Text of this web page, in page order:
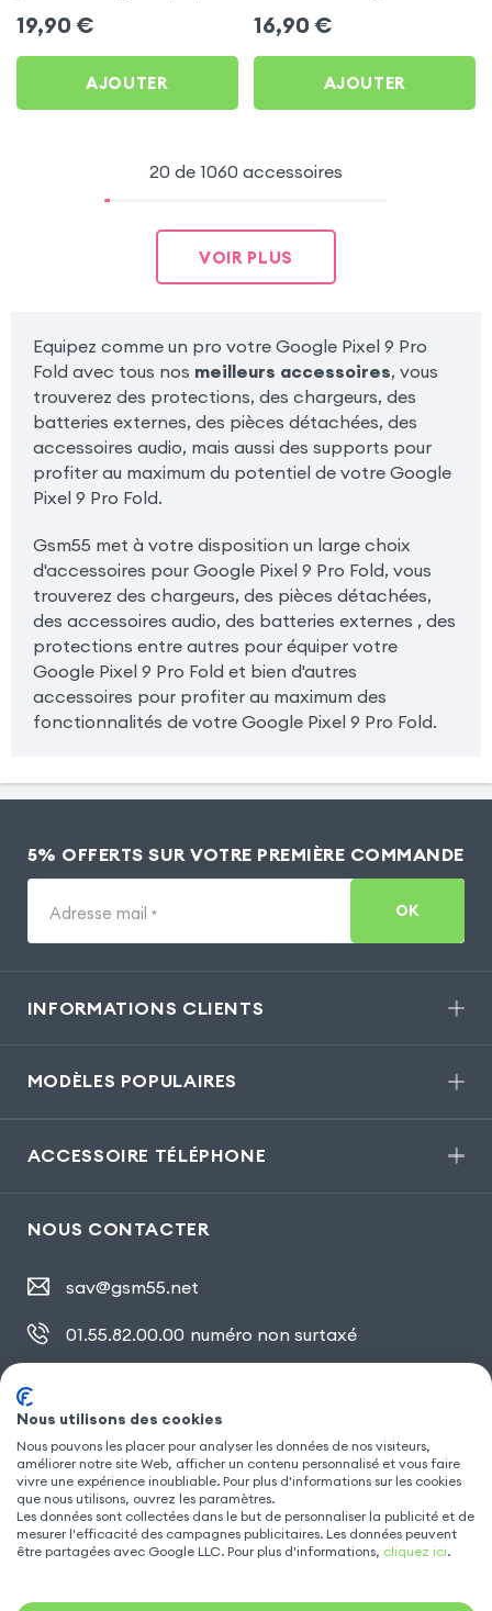
Google Pixel 9 Pro Fold
19,90 €
AJOUTER
Noir pour Google Pixel 9
Pro Fold
16,90 €
AJOUTER
20 de 1060 accessoires
VOIR PLUS
Equipez comme un pro votre Google Pixel 9 Pro
Fold avec tous nos meilleurs accessoires, vous
trouverez des protections, des chargeurs, des
batteries externes, des pièces détachées, des
accessoires audio, mais aussi des supports pour
profiter au maximum du potentiel de votre Google
Pixel 9 Pro Fold.
Gsm55 met à votre disposition un large choix
d'accessoires pour Google Pixel 9 Pro Fold, vous
trouverez des chargeurs, des pièces détachées,
des accessoires audio, des batteries externes , des
protections entre autres pour équiper votre
Google Pixel 9 Pro Fold et bien d'autres
accessoires pour profiter au maximum des
fonctionnalités de votre Google Pixel 9 Pro Fold.
5% OFFERTS SUR VOTRE PREMIÈRE COMMANDE
Adresse mail * OK
INFORMATIONS CLIENTS
MODÈLES POPULAIRES
ACCESSOIRE TÉLÉPHONE
NOUS CONTACTER
sav@gsm55.net
01.55.82.00.00 numéro non surtaxé
SUIVEZ NOUS
Nous utilisons des cookies
Nous pouvons les placer pour analyser les données de nos visiteurs,
améliorer notre site Web, afficher un contenu personnalisé et vous faire
vivre une expérience inoubliable. Pour plus d'informations sur les cookies
que nous utilisons, ouvrez les paramètres.
Les données sont collectées dans le but de personnaliser la publicité et de
mesurer l'efficacité des campagnes publicitaires. Les données peuvent
être partagées avec Google LLC. Pour plus d'informations, cliquez ici.